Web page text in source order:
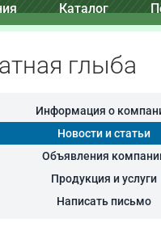
Каталог
глыба
Информация о
Новости и статьи
Объявления
Продукция и услуги
Написать письмо